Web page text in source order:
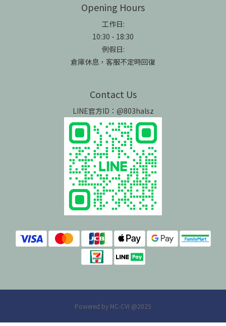
Opening Hours
工作日:
10:30 - 18:30
例假日:
倉庫休息，客服不定時回復
Contact Us
LINE官方ID：@803halsz
Powered by MC-CVI @2025